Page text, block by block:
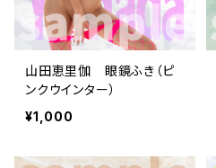
山田恵里伽 眼鏡ふき（ピ
ンクウインター）
¥1,000